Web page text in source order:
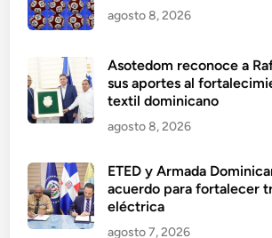
agosto 8, 2026
Asotedom reconoce a
sus aportes al
textil dominicano
agosto 8, 2026
ETED y Armada
acuerdo para fortalecer
eléctrica
agosto 7, 2026